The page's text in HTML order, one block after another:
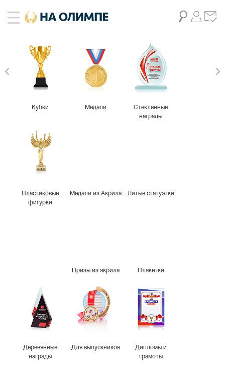
Кубки Медали
Стеклянные
награды
Пластиковые
фигурки
Медали из Акрила Литые статуэтки
Призы из акрила Плакетки
Деревянные
награды
Для выпускников
Дипломы и
грамоты